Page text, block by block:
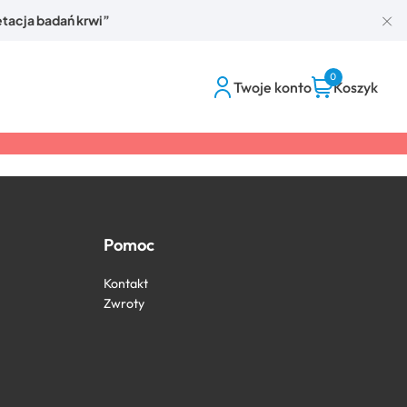
badań krwi”
Twoje konto
0
Koszyk
Pomoc
Kontakt
Zwroty